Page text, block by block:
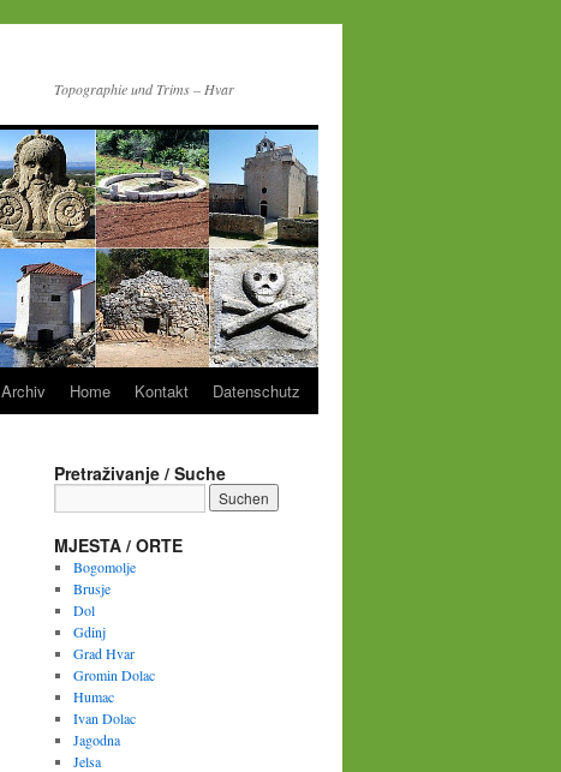
Topographie und Trims – Hvar
Archiv Home Kontakt Datenschutz
Pretraživanje / Suche
MJESTA / ORTE
Bogomolje
Brusje
Dol
Gdinj
Grad Hvar
Gromin Dolac
Humac
Ivan Dolac
Jagodna
Jelsa